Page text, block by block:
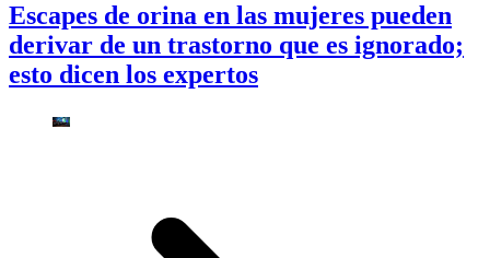
Escapes de orina en las mujeres pueden
derivar de un trastorno que es ignorado;
esto dicen los expertos